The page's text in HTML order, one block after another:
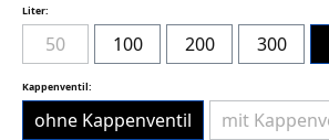
Liter:
50(Diese Option ist zurzeit nicht verfügbar.)
100 200 300
Kappenventil:
ohne Kappenventil mit